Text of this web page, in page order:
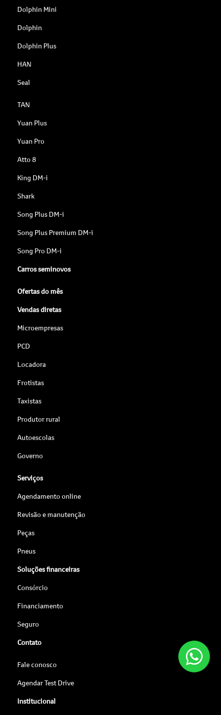
Dolphin Mini
Dolphin
Dolphin Plus
HAN
Seal
TAN
Yuan Plus
Yuan Pro
Atto 8
King DM-i
Shark
Song Plus DM-i
Song Plus Premium DM-i
Song Pro DM-i
Carros seminovos
Ofertas do mês
Vendas diretas
Microempresas
PCD
Locadora
Frotistas
Taxistas
Produtor rural
Autoescolas
Governo
Serviços
Agendamento online
Revisão e manutenção
Peças
Pneus
Soluções financeiras
Consórcio
Financiamento
Seguro
Contato
Fale conosco
Agendar Test Drive
Institucional